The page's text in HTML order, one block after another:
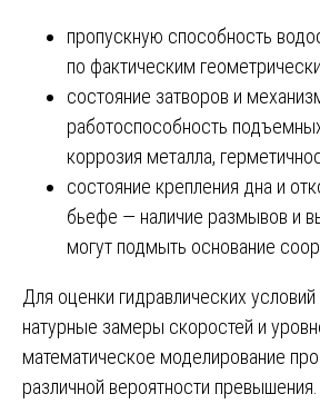
пропускную способность
по фактическим
состояние затворов и
работоспособность
коррозия металла,
состояние крепления дна и
бьефе — наличие размывов и
могут подмыть основание
Для оценки гидравлических
натурные замеры скоростей и
математическое моделирование
различной вероятности